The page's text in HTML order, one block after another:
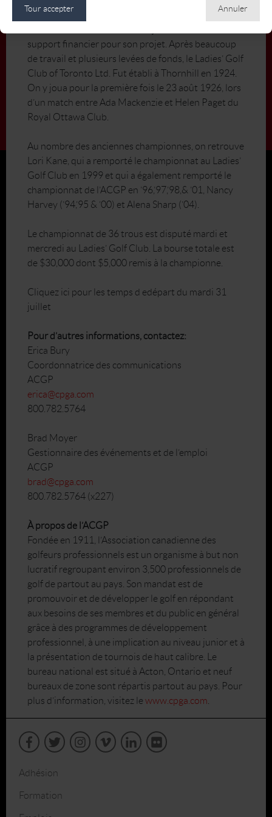
Tour accepter Annuler
femmes. Ada rêvait de fonder un club réservé aux
support financier pour son projet. Après beaucoup
de travail et plusieurs levées de fonds, le Ladies’ Golf
Club of Toronto Ltd. Fut établi à Thornhill en 1924.
On y joua pour la première fois le 23 août 1926, lors
d’un match entre Ada Mackenzie et Helen Paget du
Royal Ottawa Club.
Au nombre des anciennes championnes, on retrouve
Lori Kane, qui a remporté le championnat au Ladies’
Golf Club en 1999 et qui a également remporté le
championnat de l’ACGP en ’96,’97,’98,& ’01, Nancy
Harvey (’94,’95 & ’00) et Alena Sharp (’04).
Le championnat de 36 trous est disputé mardi et
mercredi au Ladies’ Golf Club. La bourse totale est
de $30,000 dont $5,000 remis à la championne.
Cliquez ici pour les temps d edépart du mardi 31
juillet
Pour d’autres informations, contactez:
Erica Bury
Coordonnatrice des communications
ACGP
erica@cpga.com
800.782.5764
Brad Moyer
Gestionnaire des événements et de l’emploi
ACGP
brad@cpga.com
800.782.5764 (x227)
À propos de l’ACGP
Fondée en 1911, l’Association canadienne des
golfeurs professionnels est un organisme à but non
lucratif regroupant environ 3,500 professionnels de
golf de partout au pays. Son mandat est de
promouvoir et de développer le golf en répondant
aux besoins de ses membres et du public en général
grâce à des programmes de développement
professionnel, à une implication au niveau junior et à
la présentation de tournois de haut calibre. Le
bureau national est situé à Acton, Ontario et neuf
bureaux de zone sont répartis partout au pays. Pour
plus d’information, visitez le www.cpga.com
Adhésion
Formation